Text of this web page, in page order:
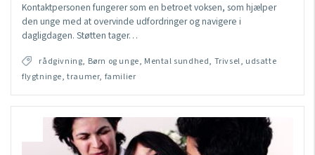
Kontaktpersonen fungerer som en betroet voksen, som hjælper
den unge med at overvinde udfordringer og navigere i
dagligdagen. Støtten tager…
rådgivning, Børn og unge, Mental sundhed, Trivsel, udsatte
flygtninge, traumer, familier